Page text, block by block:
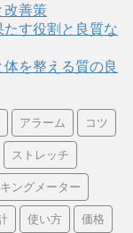
改善策
す役割と良質な
を整える質の良
アラーム コツ
ストレッチ
ングメーター
使い方 価格